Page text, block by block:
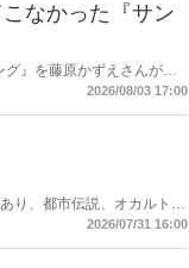
なかった『サン
グ』を藤原かずえさんがデ
2026/08/03 17:00
り、都市伝説、オカルト、
話を紹介！信じるか信じな
2026/07/31 16:00